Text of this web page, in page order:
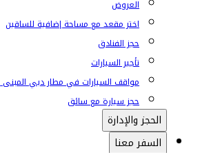
العروض
اختر مقعد مع مساحة إضافية للساقين
حجز الفنادق
تأجير السيارات
مواقف السيارات في مطار دبي المبنى
حجز سيارة مع سائق
الحجز والإدارة
السفر معنا